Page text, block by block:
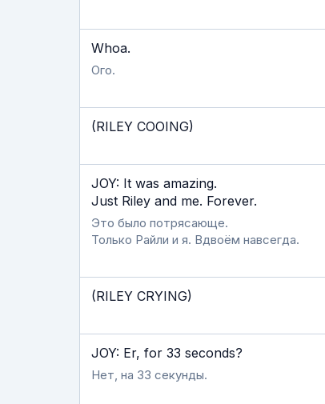
Whoa.
Ого.
(RILEY COOING)
JOY: It was amazing.
Just Riley and me. Forever.
Это было потрясающе.
Только Райли и я. Вдвоём навсегда.
(RILEY CRYING)
JOY: Er, for 33 seconds?
Нет, на 33 секунды.